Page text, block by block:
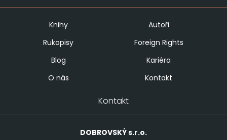
Knihy
Autoři
Rukopisy
Foreign Rights
Blog
Kariéra
O nás
Kontakt
Kontakt
DOBROVSKÝs.r.o.